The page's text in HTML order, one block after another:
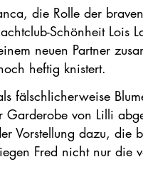
die Rolle der
Schönheit Lois
neuen Partner
heftig knistert.
fälschlicherweise
Garderobe von Lilli
Vorstellung dazu, die
Fred nicht nur die